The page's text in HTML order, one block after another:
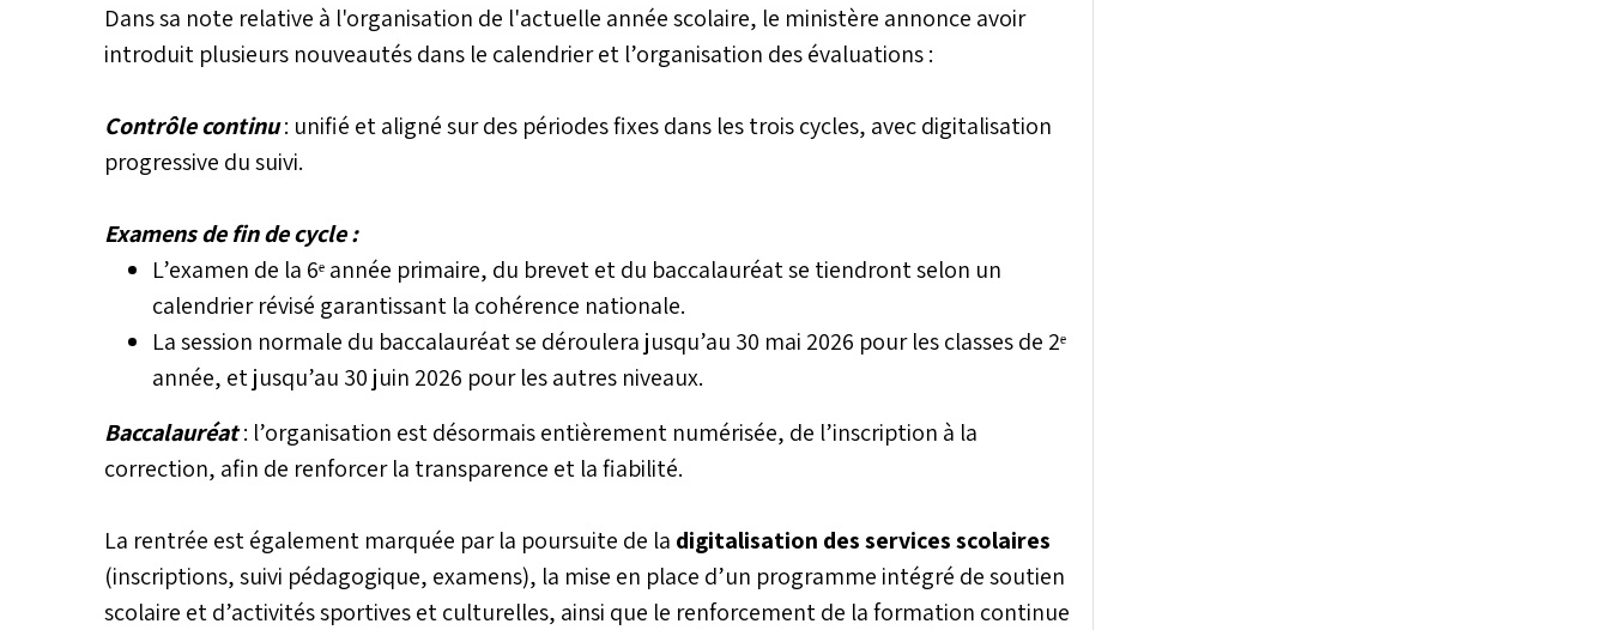
Dans sa note relative à l'organisation de l'actuelle année scolaire, le ministère annonce avoir
introduit plusieurs nouveautés dans le calendrier et l’organisation des évaluations :
Contrôle continu: unifié et aligné sur des périodes fixes dans les trois cycles, avec digitalisation
progressive du suivi.
Examens de fin de cycle :
L’examen de la 6ᵉ année primaire, du brevet et du baccalauréat se tiendront selon un
calendrier révisé garantissant la cohérence nationale.
La session normale du baccalauréat se déroulera jusqu’au 30 mai 2026 pour les classes de 2ᵉ
année, et jusqu’au 30 juin 2026 pour les autres niveaux.
Baccalauréat: l’organisation est désormais entièrement numérisée, de l’inscription à la
correction, afin de renforcer la transparence et la fiabilité.
La rentrée est également marquée par la poursuite de la digitalisation des services scolaires
(inscriptions, suivi pédagogique, examens), la mise en place d’un programme intégré de soutien
scolaire et d’activités sportives et culturelles, ainsi que le renforcement de la formation continue